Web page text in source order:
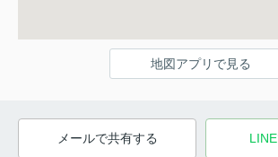
地図アプリで見る
メールで共有する